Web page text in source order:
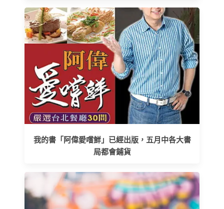
我的書「阿偉愛嚐鮮」已經出版，五月中各大書
局都會鋪貨